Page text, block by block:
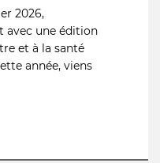
2026,
avec une édition
et à la santé
année, viens